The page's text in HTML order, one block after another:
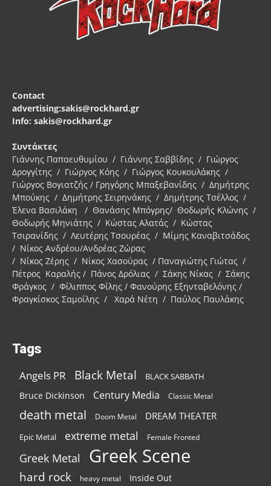
Contact
advertising:sakis@rockhard.gr
Info: sakis@rockhard.gr
Συντάκτες
Γιάννης Παπαευθυμίου / Γιάννης Σαββίδης / Γιώργος
Δρογγίτης / Γιώργος Κόης / Γιώργος Κουκουλάκης /
Γιώργος Βογιατζής / Γρηγόρης Μπαξεβανίδης / Δημήτρης
Μπούκης / Δημήτρης Σειρηνάκης / Δημήτρης Τσέλλος /
Έλενα Βασιλάκη / Θανάσης Μπόγρης/ Θοδωρής Κλώνης /
Θοδωρής Μηνιάτης / Κώστας Αλατάς / Κώστας
Τσιρανίδης / Λευτέρης Τσουρέας / Μίμης Καναβιτσάδος
/ Νίκος Ανδρέου/Ανδρέας Ζώρας
/ Νίκος Ζέρης / Νίκος Χασούρας / Παναγιώτης Γιώτας /
Πέτρος Καραλής / Πάνος Δρόλιας / Σάκης Νίκας / Σάκης
Φράγκος / Φίλιππος Φίλης / Φανούρης Εξηνταβελόνης /
Φραγκίσκος Σαμοΐλης / Χαρά Νέτη / Παύλος Παυλάκης
Tags
Angels PR Black Metal BLACK SABBATH
Bruce Dickinson Century Media Classic Metal
death metal Doom Metal DREAM THEATER
Epic Metal extreme metal Female Fronted
Greek Metal Greek Scene
hard rock heavy metal Inside Out